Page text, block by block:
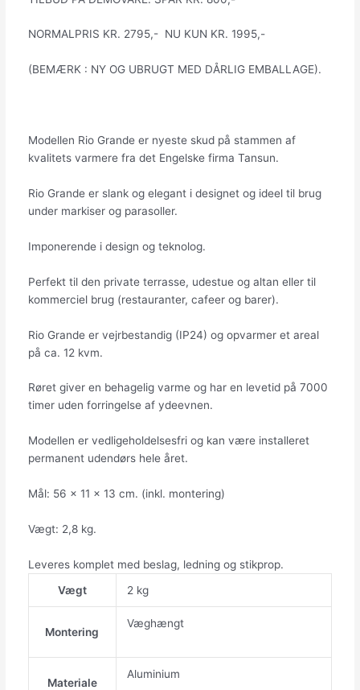
NORMALPRIS KR. 2795,- NU KUN KR. 1995,-
(BEMÆRK : NY OG UBRUGT MED DÅRLIG EMBALLAGE).
Modellen Rio Grande er nyeste skud på stammen af
kvalitets varmere fra det Engelske firma Tansun.
Rio Grande er slank og elegant i designet og ideel til brug
under markiser og parasoller.
Imponerende i design og teknolog.
Perfekt til den private terrasse, udestue og altan eller til
kommerciel brug (restauranter, cafeer og barer).
Rio Grande er vejrbestandig (IP24) og opvarmer et areal
på ca. 12 kvm.
Røret giver en behagelig varme og har en levetid på 7000
timer uden forringelse af ydeevnen.
Modellen er vedligeholdelsesfri og kan være installeret
permanent udendørs hele året.
Mål: 56 x 11 x 13 cm. (inkl. montering)
Vægt: 2,8 kg.
Leveres komplet med beslag, ledning og stikprop.
Vægt
2 kg
Montering
Væghængt
Materiale
Aluminium